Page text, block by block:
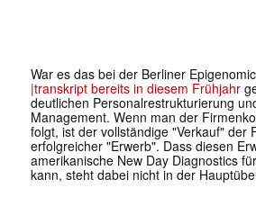
War es das bei der Berliner
|transkriptbereits in diesem Frühjahr
deutlichen Personalrestrukturierung
Management. Wenn man der
folgt, ist der vollständige "Verkauf" der
erfolgreicher "Erwerb". Dass diesen
amerikanische New Day Diagnostics
kann, steht dabei nicht in der